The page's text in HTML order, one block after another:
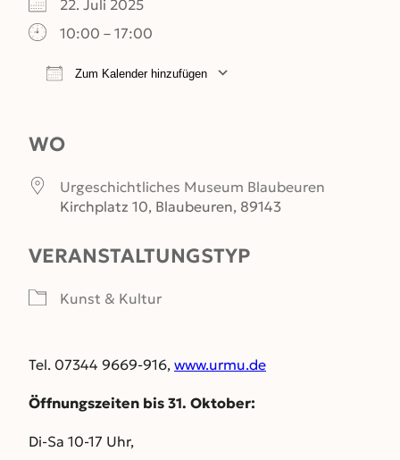
22. Juli 2025
10:00 – 17:00
Zum Kalender hinzufügen
WO
Urgeschichtliches Museum Blaubeuren
Kirchplatz 10, Blaubeuren, 89143
VERANSTALTUNGSTYP
Kunst & Kultur
Tel. 07344 9669-916, www.urmu.de
Öffnungszeiten bis 31. Oktober:
Di-Sa 10-17 Uhr,